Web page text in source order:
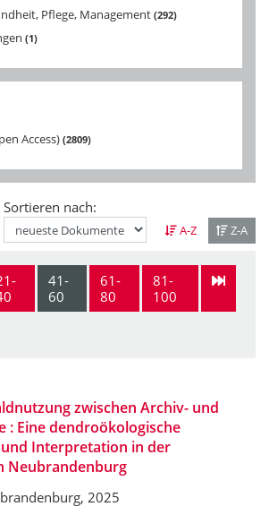
Pflege, Management 292
1
Access) 2809
Sortieren nach:
A-Z Z-A
41-
60
61-
80
81-
100
zwischen Archiv- und
: Eine dendroökologische
Interpretation in der
Neubrandenburg
2025